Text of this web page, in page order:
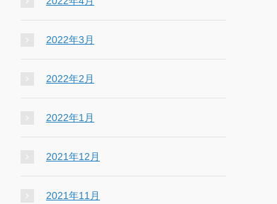
2022年3月
2022年2月
2022年1月
2021年12月
2021年11月